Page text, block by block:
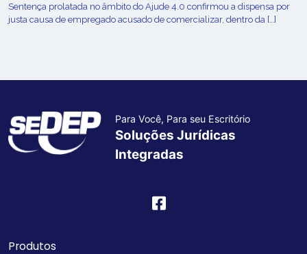
Sentença prolatada no âmbito do Ajude 4.0 confirmou a dispensa por
justa causa de empregado acusado de comercializar, dentro da […]
Para Você, Para seu Escritório
Soluções Jurídicas
Integradas
Produtos